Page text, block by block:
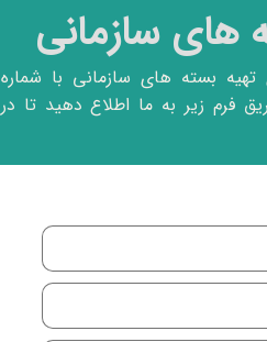
سازمانی
تهیه بسته های سازمانی با شماره
یا از طریق فرم زیر به ما اطلاع دهید تا در